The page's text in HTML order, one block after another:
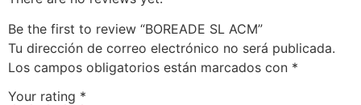
Be the first to review “BOREADE SL ACM”
Tu dirección de correo electrónico no será publicada.
Los campos obligatorios están marcados con *
Your rating *